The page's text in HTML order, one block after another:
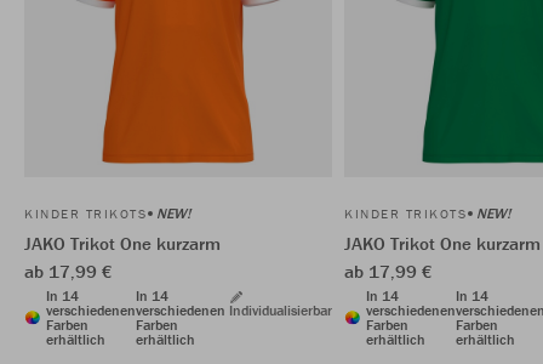
KINDER TRIKOTS NEW!
JAKO Trikot One kurzarm
ab 17,99 €
In 14
verschiedenen
Farben
erhältlich
In 14
verschiedenen
Farben
erhältlich
Individualisierbar
KINDER TRIKOTS NEW!
JAKO Trikot One kurzarm
ab 17,99 €
In 14
verschiedenen
Farben
erhältlich
In 14
Farben
erhältlich